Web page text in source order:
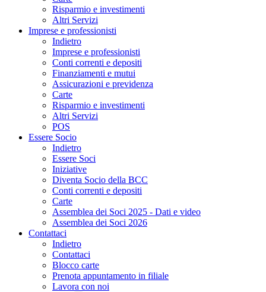
Risparmio e investimenti
Altri Servizi
Imprese e professionisti
Indietro
Imprese e professionisti
Conti correnti e depositi
Finanziamenti e mutui
Assicurazioni e previdenza
Carte
Risparmio e investimenti
Altri Servizi
POS
Essere Socio
Indietro
Essere Soci
Iniziative
Diventa Socio della BCC
Conti correnti e depositi
Carte
Assemblea dei Soci 2025 - Dati e video
Assemblea dei Soci 2026
Contattaci
Indietro
Contattaci
Blocco carte
Prenota appuntamento in filiale
Lavora con noi